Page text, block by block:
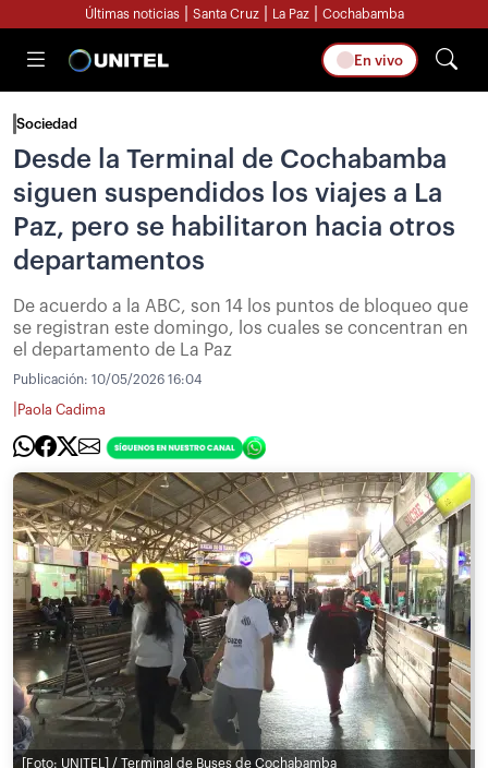
Últimas noticias Santa Cruz La Paz Cochabamba
En vivo
Sociedad
Desde la Terminal de Cochabamba
siguen suspendidos los viajes a La
Paz, pero se habilitaron hacia otros
departamentos
De acuerdo a la ABC, son 14 los puntos de bloqueo que
se registran este domingo, los cuales se concentran en
el departamento de La Paz
Publicación: 10/05/2026 16:04
Paola Cadima
[Foto: UNITEL] / Terminal de Buses de Cochabamba